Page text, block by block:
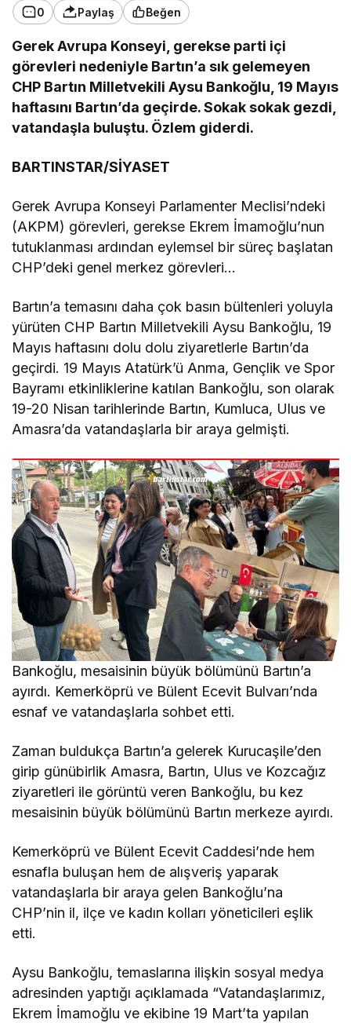
0 Paylaş Beğen
Gerek Avrupa Konseyi, gerekse parti içi
görevleri nedeniyle Bartın’a sık gelemeyen
CHP Bartın Milletvekili Aysu Bankoğlu, 19 Mayıs
haftasını Bartın’da geçirde. Sokak sokak gezdi,
vatandaşla buluştu. Özlem giderdi.
BARTINSTAR/SİYASET
Gerek Avrupa Konseyi Parlamenter Meclisi’ndeki
(AKPM) görevleri, gerekse Ekrem İmamoğlu’nun
tutuklanması ardından eylemsel bir süreç başlatan
CHP’deki genel merkez görevleri…
Bartın’a temasını daha çok basın bültenleri yoluyla
yürüten CHP Bartın Milletvekili Aysu Bankoğlu, 19
Mayıs haftasını dolu dolu ziyaretlerle Bartın’da
geçirdi. 19 Mayıs Atatürk’ü Anma, Gençlik ve Spor
Bayramı etkinliklerine katılan Bankoğlu, son olarak
19-20 Nisan tarihlerinde Bartın, Kumluca, Ulus ve
Amasra’da vatandaşlarla bir araya gelmişti.
Bankoğlu, mesaisinin büyük bölümünü Bartın’a
ayırdı. Kemerköprü ve Bülent Ecevit Bulvarı’nda
esnaf ve vatandaşlarla sohbet etti.
Zaman buldukça Bartın’a gelerek Kurucaşile’den
girip günübirlik Amasra, Bartın, Ulus ve Kozcağız
ziyaretleri ile görüntü veren Bankoğlu, bu kez
mesaisinin büyük bölümünü Bartın merkeze ayırdı.
Kemerköprü ve Bülent Ecevit Caddesi’nde hem
esnafla buluşan hem de alışveriş yaparak
vatandaşlarla bir araya gelen Bankoğlu’na
CHP’nin il, ilçe ve kadın kolları yöneticileri eşlik
etti.
Aysu Bankoğlu, temaslarına ilişkin sosyal medya
adresinden yaptığı açıklamada “Vatandaşlarımız,
Ekrem İmamoğlu ve ekibine 19 Mart’ta yapılan